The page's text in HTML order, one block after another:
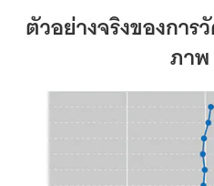
ตัวอย่างจริงของการ
ภาพ